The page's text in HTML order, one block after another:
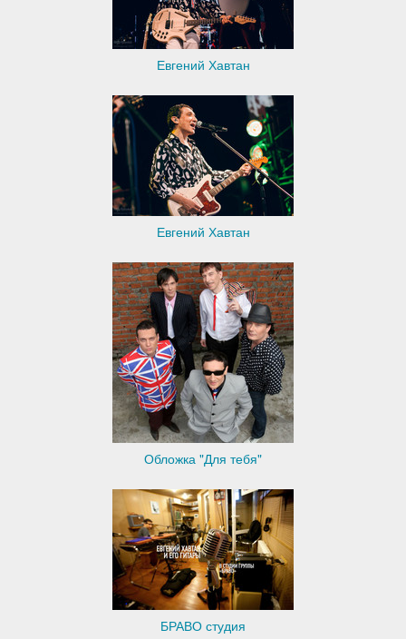
Евгений Хавтан
Евгений Хавтан
Обложка "Для тебя"
БРАВО студия